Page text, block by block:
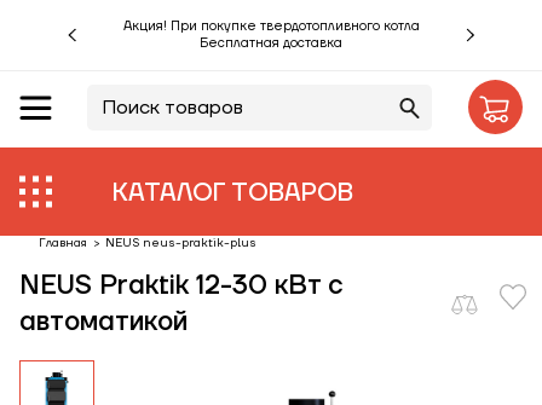
Акция! При покупке твердотопливного котла
Бесплатная доставка
КАТАЛОГ ТОВАРОВ
Акции %
Производители
Объекты
Монтаж
Клиентам
Главная > NEUS neus-praktik-plus
NEUS Praktik 12-30 кВт с
автоматикой